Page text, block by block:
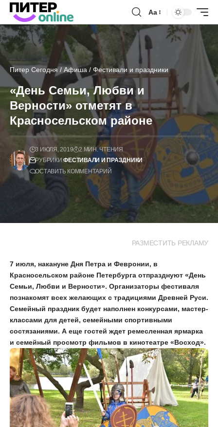
Аа
Питер Сегодня/ Афиша / Фестивали и праздники
«День Семьи, Любви и
Верности» отметят в
Красносельском районе
3 ИЮЛЯ, 2019
2 МИН. ЧТЕНИЯ
РУБРИКИ:ФЕСТИВАЛИ И ПРАЗДНИКИ
ОСТАВИТЬ КОММЕНТАРИЙ
РАЗМЕСТИТЬ РЕКЛАМУ
7 июля, накануне Дня Петра и Февронии, в
Красносельском районе Петербурга отпразднуют «День
Семьи, Любви и Верности». Организаторы фестиваля
познакомят всех желающих с традициями Древней Руси.
Семейный праздник будет наполнен конкурсами, мастер-
классами для детей, семейными спортивными
состязаниями. А еще гостей ждет ремесленная ярмарка
и семейный просмотр фильмов в кинотеатре «Восход».